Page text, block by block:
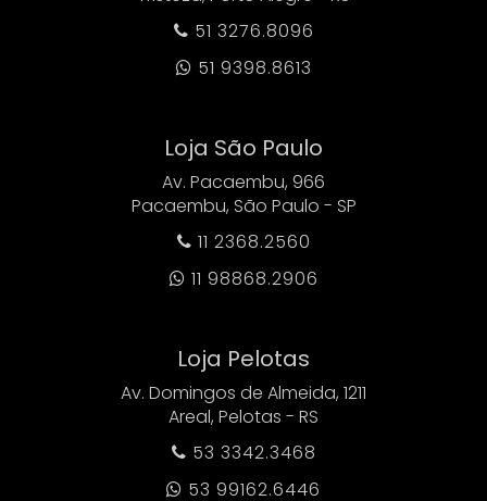
 51 3276.8096
 51 9398.8613
Loja São Paulo
Av. Pacaembu, 966
Pacaembu, São Paulo - SP
 11 2368.2560
 11 98868.2906
Loja Pelotas
Av. Domingos de Almeida, 1211
Areal, Pelotas - RS
 53 3342.3468
 53 99162.6446